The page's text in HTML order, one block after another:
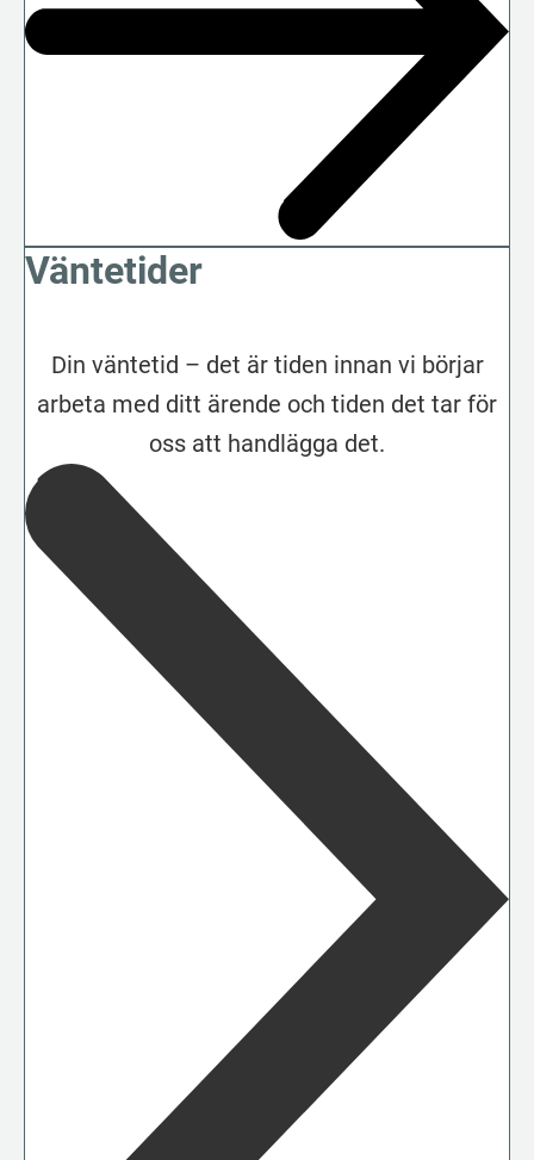
Väntetider
Din väntetid – det är tiden innan vi börjar
arbeta med ditt ärende och tiden det tar för
oss att handlägga det.